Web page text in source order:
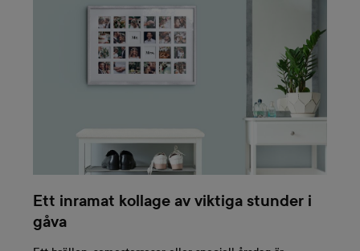
Ett inramat kollage av viktiga stunder i
gåva